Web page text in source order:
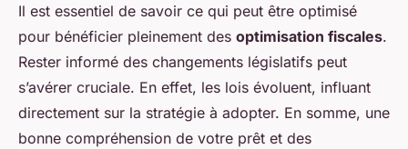
Il est essentiel de savoir ce qui peut être optimisé
pour bénéficier pleinement des optimisation fiscales.
Rester informé des changements législatifs peut
s’avérer cruciale. En effet, les lois évoluent, influant
directement sur la stratégie à adopter. En somme, une
bonne compréhension de votre prêt et des